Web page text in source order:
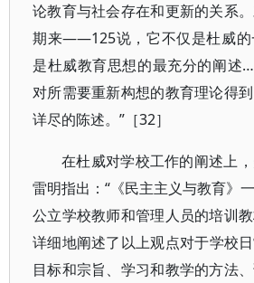
论教育与社会存在和更新的关系
期来——125说，它不仅是杜威的
是杜威教育思想的最充分的阐述
对所需要重新构想的教育理论得
详尽的陈述。”［32］
在杜威对学校工作的阐述上
雷明指出：“《民主主义与教育》
公立学校教师和管理人员的培训
详细地阐述了以上观点对于学校
目标和宗旨、学习和教学的方法